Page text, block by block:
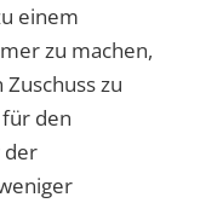
einem
zu machen,
zu
den
der